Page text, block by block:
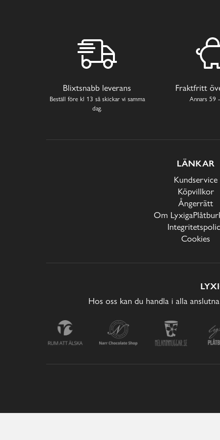
Blixtsnabb leverans
Beställ före kl 13 så skickar vi samma
dag.
Fraktfritt
Annars 59
LÄNKAR
Kundservice
Köpvillkor
Ångerrätt
Om
Cookies
Hos oss kan du handla i alla